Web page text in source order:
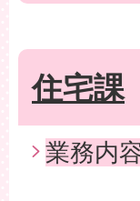
住宅課
業務内